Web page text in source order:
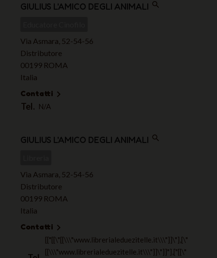
GIULIUS L'AMICO DEGLI ANIMALI search
Via Asmara, 52-54-56
Distributore
00199 ROMA
Italia
Contatti 
Tel. N/A
GIULIUS L'AMICO DEGLI ANIMALI search
Via Asmara, 52-54-56
Distributore
00199 ROMA
Italia
Contatti 
[["[[\"[[\\\"www.librerialeduezitelle.it\\\"]]\"],[\"
[[\\\"www.librerialeduezitelle.it\\\"]]\"]]"],["[[\"